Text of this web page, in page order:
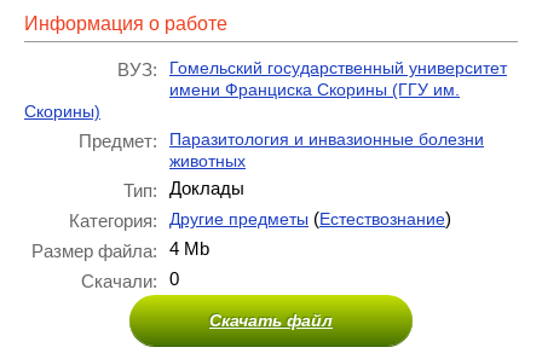
Информация о работе
ВУЗ:
Гомельский государственный университет
имени Франциска Скорины (ГГУ им.
Скорины)
Предмет:
Паразитология и инвазионные болезни
животных
Тип:
Доклады
Категория:
Другие предметы (Естествознание)
Размер файла:
4 Mb
Скачали:
0
Скачать файл